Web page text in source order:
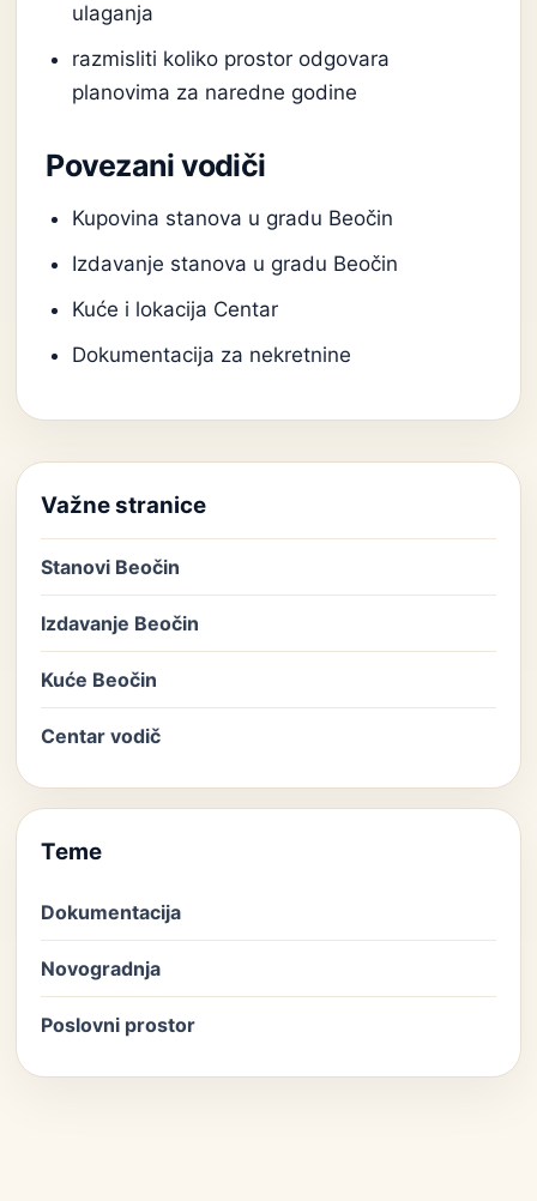
ulaganja
razmisliti koliko prostor odgovara
planovima za naredne godine
Povezani vodiči
Kupovina stanova u gradu Beočin
Izdavanje stanova u gradu Beočin
Kuće i lokacija Centar
Dokumentacija za nekretnine
Važne stranice
Stanovi Beočin
Izdavanje Beočin
Kuće Beočin
Centar vodič
Teme
Dokumentacija
Novogradnja
Poslovni prostor